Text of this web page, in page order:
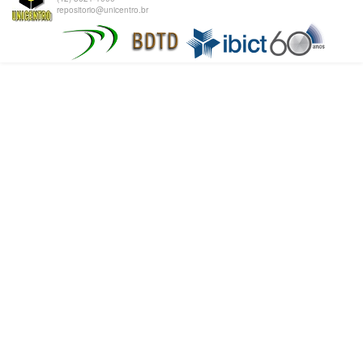
repositorio@unicentro.br